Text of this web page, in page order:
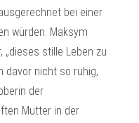
bei einer
würden. Maksym
stille Leben zu
davor nicht so ruhig,
der
Mutter in der